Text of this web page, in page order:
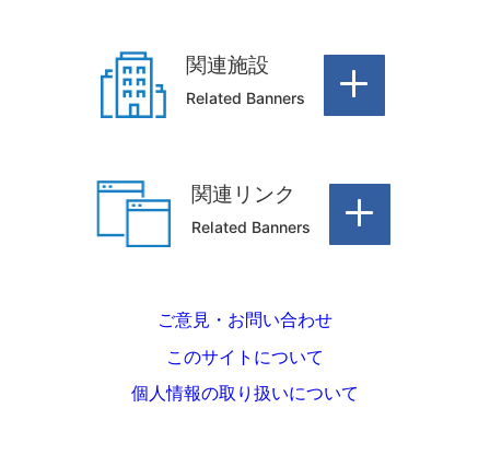
関連施設
Related Banners
関連リンク
Related Banners
ご意見・お問い合わせ
このサイトについて
個人情報の取り扱いについて